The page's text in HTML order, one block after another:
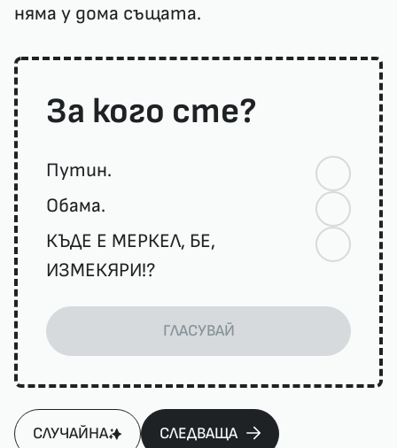
няма у дома същата.
За кого сте?
Путин.
Обама.
КЪДЕ Е МЕРКЕЛ, БЕ,
ИЗМЕКЯРИ!?
ГЛАСУВАЙ
СЛУЧАЙНА СЛЕДВАЩА